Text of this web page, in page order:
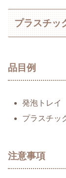
プラスチッ
品目例
発泡トレイ
プラスチッ
注意事項